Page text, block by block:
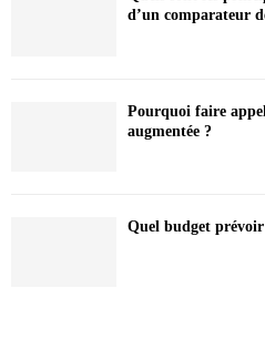
d’un comparateur
Pourquoi faire
augmentée ?
Quel budget